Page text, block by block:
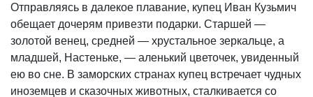
Отправляясь в далекое плавание, купец Иван Кузьмич
обещает дочерям привезти подарки. Старшей —
золотой венец, средней — хрустальное зеркальце, а
младшей, Настеньке, — аленький цветочек, увиденный
ею во сне. В заморских странах купец встречает чудных
иноземцев и сказочных животных, сталкивается со